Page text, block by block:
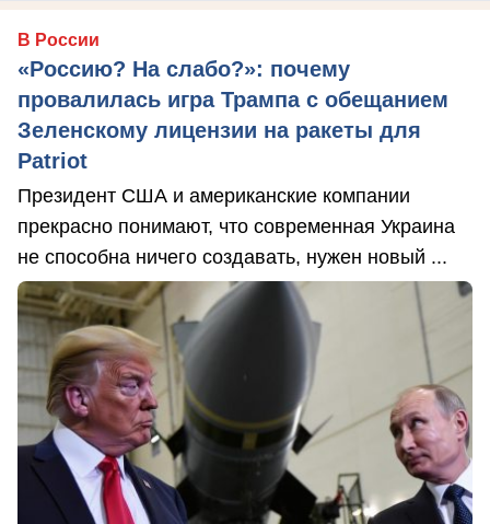
В России
«Россию? На слабо?»: почему
провалилась игра Трампа с обещанием
Зеленскому лицензии на ракеты для
Patriot
Президент США и американские компании
прекрасно понимают, что современная Украина
не способна ничего создавать, нужен новый ...